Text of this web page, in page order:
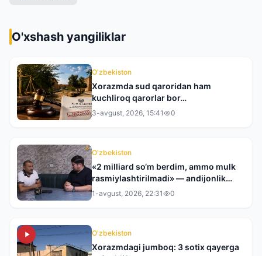
O'xshash yangiliklar
O'zbekiston
Xorazmda sud qaroridan ham
kuchliroq qarorlar bor…
3-avgust, 2026, 15:41 0
O'zbekiston
«2 milliard so‘m berdim, ammo mulk
rasmiylashtirilmadi» — andijonlik
tadbirkor tergovdan norozi
1-avgust, 2026, 22:31 0
O'zbekiston
Xorazmdagi jumboq: 3 sotix qayerga